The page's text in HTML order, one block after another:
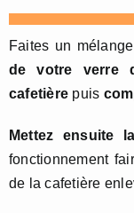
Faites un
de votre verre
cafetière puis
Mettez ensuite
fonctionnement
de la cafetière